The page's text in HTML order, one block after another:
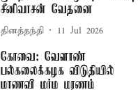
சீனிவாசன் வேதனை
தினத்தந்தி 11 Jul 2026
கோவை: வேளாண்
பல்கலைக்கழக விடுதியில்
மாணவி மர்ம மரணம்